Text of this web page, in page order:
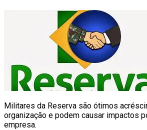
Militares da Reserva são ótimos
organização e podem causar impactos
empresa.